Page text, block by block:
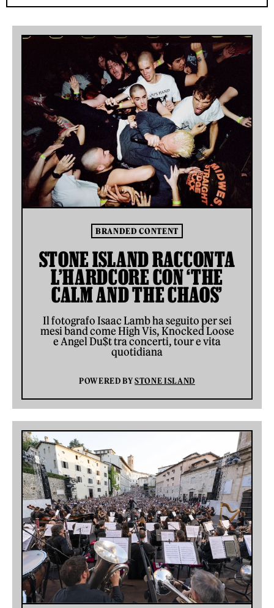
BRANDED CONTENT
STONE ISLAND RACCONTA
L’HARDCORE CON ‘THE
CALM AND THE CHAOS’
Il fotografo Isaac Lamb ha seguito per sei
mesi band come High Vis, Knocked Loose
e Angel Du$t tra concerti, tour e vita
quotidiana
POWERED BYSTONE ISLAND